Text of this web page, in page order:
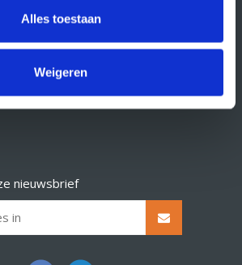
Alles toestaan
Weigeren
nieuwsbrief